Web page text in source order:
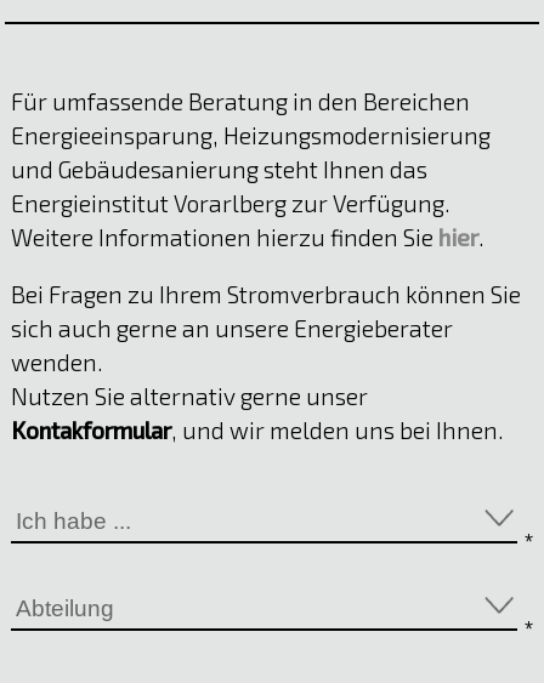
Netzservice
05522 51722
E-Mail anzeigen
Für umfassende Beratung in den Bereichen
Energieeinsparung, Heizungsmodernisierung
und Gebäudesanierung steht Ihnen das
Energieinstitut Vorarlberg zur Verfügung.
Weitere Informationen hierzu finden Sie hier.
Bei Fragen zu Ihrem Stromverbrauch können Sie
sich auch gerne an unsere Energieberater
wenden.
Nutzen Sie alternativ gerne unser
Kontakformular, und wir melden uns bei Ihnen.